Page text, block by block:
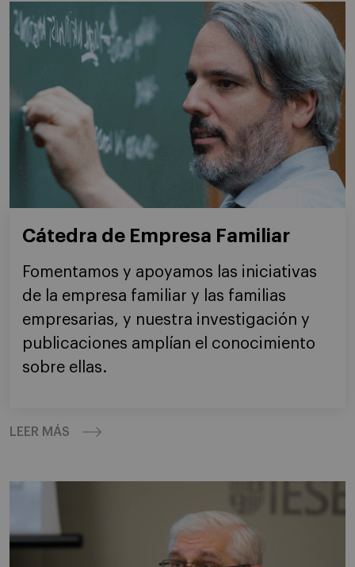
Cátedra de Empresa Familiar
Fomentamos y apoyamos las iniciativas
de la empresa familiar y las familias
empresarias, y nuestra investigación y
publicaciones amplían el conocimiento
sobre ellas.
LEER MÁS